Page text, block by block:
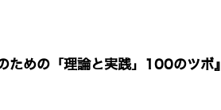
ための「理論と実践」100のツボ』